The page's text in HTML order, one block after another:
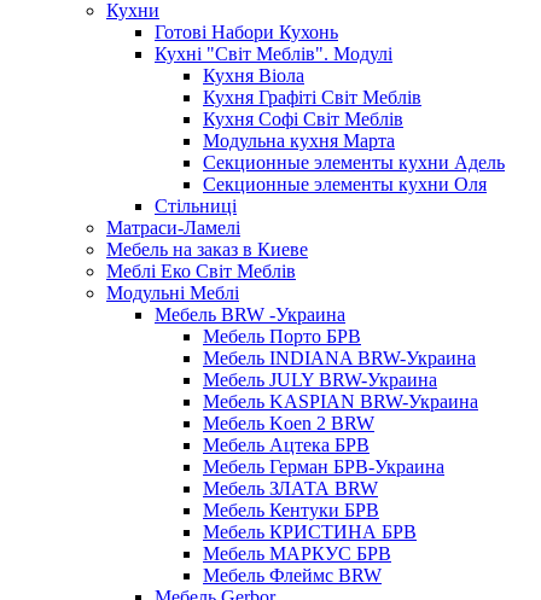
Кухни
Готові Набори Кухонь
Кухні "Світ Меблів". Модулі
Кухня Віола
Кухня Графіті Світ Меблів
Кухня Софі Світ Меблів
Модульна кухня Марта
Секционные элементы кухни Адель
Секционные элементы кухни Оля
Стільниці
Матраси-Ламелі
Мебель на заказ в Киеве
Меблі Еко Світ Меблів
Модульні Меблі
Мебель BRW -Украина
Мебель Порто БРВ
Мебель INDIANA BRW-Украина
Мебель JULY BRW-Украина
Мебель KASPIAN BRW-Украина
Мебель Koen 2 BRW
Мебель Ацтека БРВ
Мебель Герман БРВ-Украина
Мебель ЗЛАТА BRW
Мебель Кентуки БРВ
Мебель КРИСТИНА БРВ
Мебель МАРКУС БРВ
Мебель Флеймс BRW